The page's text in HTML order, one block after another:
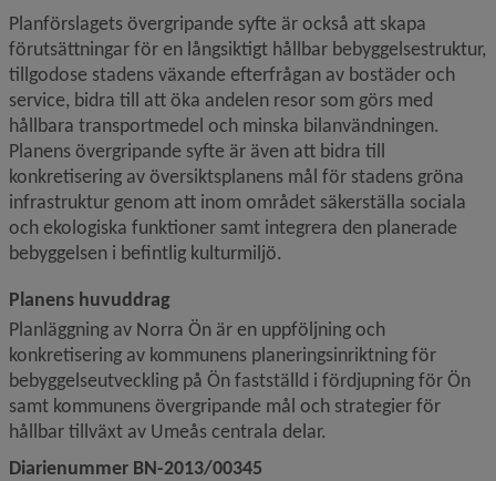
Planförslagets övergripande syfte är också att skapa
förutsättningar för en långsiktigt hållbar bebyggelsestruktur,
tillgodose stadens växande efterfrågan av bostäder och
service, bidra till att öka andelen resor som görs med
hållbara transport­medel och minska bilanvändningen.
Planens övergripande syfte är även att bidra till
konkretisering av översiktsplanens mål för stadens gröna
infrastruktur genom att inom området säkerställa sociala
och ekologiska funktioner samt integrera den planerade
bebyggelsen i befintlig kulturmiljö.
Planens huvuddrag
Planläggning av Norra Ön är en uppföljning och
konkretisering av kommunens planeringsinriktning för
bebyggelse­utveckling på Ön fastställd i fördjupning för Ön
samt kommunens övergripande mål och strategier för
hållbar tillväxt av Umeås centrala delar.
Diarienummer BN-2013/00345